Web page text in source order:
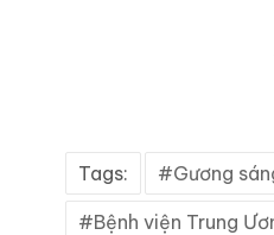
Tags: Gương
Bệnh viện Trung